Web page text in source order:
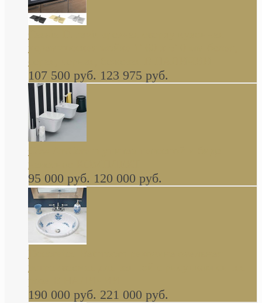
керамическая мойка 1160 x 510 мм белая,
серая, черная, бежевая В НАЛИЧИИ
107 500 руб. 123 975 руб.
навесное КОМПЛЕКТ
95 000 руб. 120 000 руб.
Decorated Bathroom раковина овальная
встраиваемая для ванной с рисунком синяя
роза В НАЛИЧИИ
190 000 руб. 221 000 руб.